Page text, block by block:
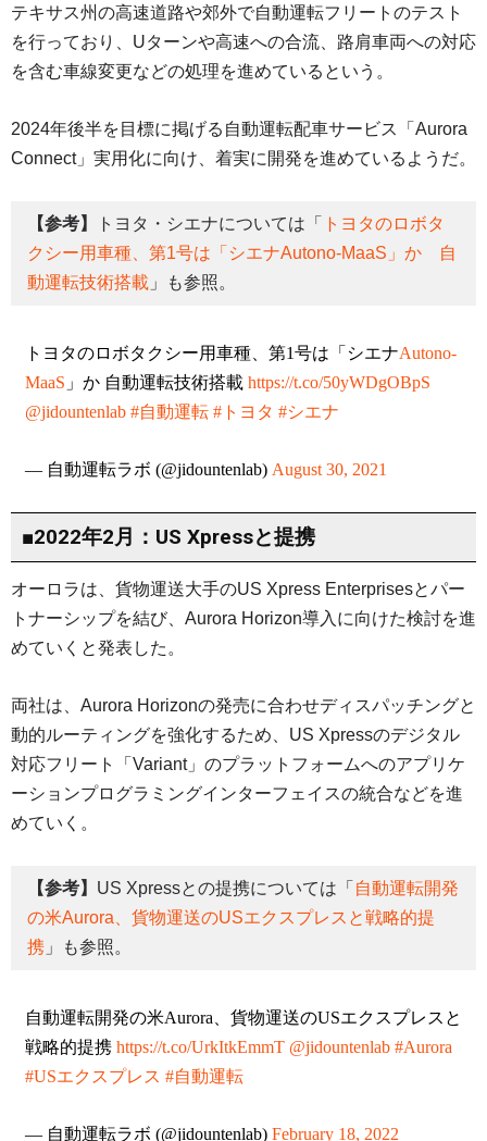
テキサス州の高速道路や郊外で自動運転フリートのテスト
を行っており、Uターンや高速への合流、路肩車両への対応
を含む車線変更などの処理を進めているという。
2024年後半を目標に掲げる自動運転配車サービス「Aurora
Connect」実用化に向け、着実に開発を進めているようだ。
【参考】 トヨタ・シエナについては「
トヨタのロボタ
クシー用車種、第1号は「シエナAutono-MaaS」か 自
動運転技術搭載 」も参照。
トヨタのロボタクシー用車種、第1号は「シエナAutono-
MaaS 」か 自動運転技術搭載 https://t.co/50yWDgOBpS
@jidountenlab #自動運転 #トヨタ #シエナ
— 自動運転ラボ (@jidountenlab) August 30, 2021
■2022年2月：US Xpressと提携
オーロラは、貨物運送大手のUS Xpress Enterprisesとパー
トナーシップを結び、Aurora Horizon導入に向けた検討を進
めていくと発表した。
両社は、Aurora Horizonの発売に合わせディスパッチングと
動的ルーティングを強化するため、US Xpressのデジタル
対応フリート「Variant」のプラットフォームへのアプリケ
ーションプログラミングインターフェイスの統合などを進
めていく。
【参考】 US Xpressとの提携については「 自動運転開発
の米Aurora、貨物運送のUSエクスプレスと戦略的提
携 」も参照。
自動運転開発の米Aurora、貨物運送のUSエクスプレスと
戦略的提携 https://t.co/UrkItkEmmT @jidountenlab #Aurora
#USエクスプレス #自動運転
— 自動運転ラボ (@jidountenlab) February 18, 2022